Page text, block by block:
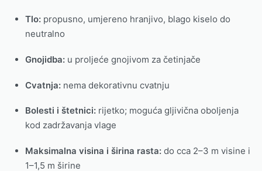
Tlo: propusno, umjereno hranjivo, blago kiselo do
neutralno
Gnojidba: u proljeće gnojivom za četinjače
Cvatnja: nema dekorativnu cvatnju
Bolesti i štetnici: rijetko; moguća gljivična oboljenja
kod zadržavanja vlage
Maksimalna visina i širina rasta: do cca 2–3 m visine i
1–1,5 m širine